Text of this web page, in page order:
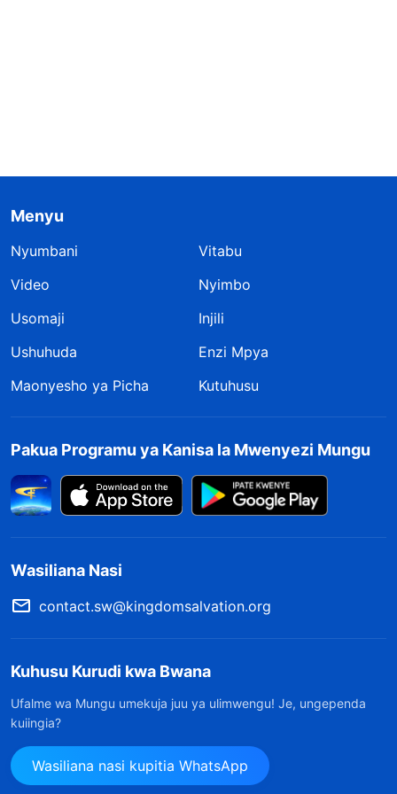
Menyu
Nyumbani
Vitabu
Video
Nyimbo
Usomaji
Injili
Ushuhuda
Enzi Mpya
Maonyesho ya Picha
Kutuhusu
Pakua Programu ya Kanisa la Mwenyezi Mungu
Wasiliana Nasi
contact.sw@kingdomsalvation.org
Kuhusu Kurudi kwa Bwana
Ufalme wa Mungu umekuja juu ya ulimwengu! Je, ungependa
kuiingia?
Wasiliana nasi kupitia WhatsApp